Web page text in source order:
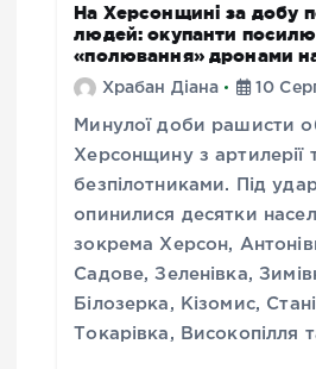
На Херсонщині за добу
людей: окупанти
«полювання» дронами
Храбан Діана 10
Минулої доби рашисти
Херсонщину з артилерії
безпілотниками. Під
опинилися десятки
зокрема Херсон,
Садове, Зеленівка,
Білозерка, Кізомис,
Токарівка, Високопілля